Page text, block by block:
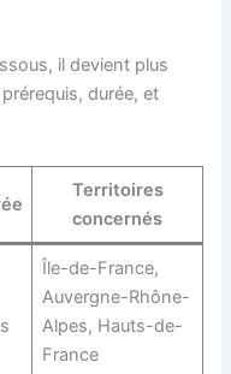
il devient plus
durée, et
Territoires
concernés
Île-de-France,
Auvergne-Rhône-
Alpes, Hauts-de-
France